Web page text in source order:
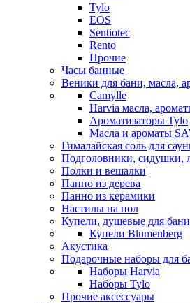
Tylo
EOS
Sentiotec
Rento
Прочие
Часы банные
Веники для бани, масла,
Camylle
Harvia масла,
Ароматизаторы Tylo
Масла и ароматы
Гималайская соль для
Подголовники, сидушки,
Полки и вешалки
Панно из дерева
Панно из керамики
Настилы на пол
Купели, душевые для бани
Купели Blumenberg
Акустика
Подарочные наборы для
Наборы Harvia
Наборы Tylo
Прочие аксессуары